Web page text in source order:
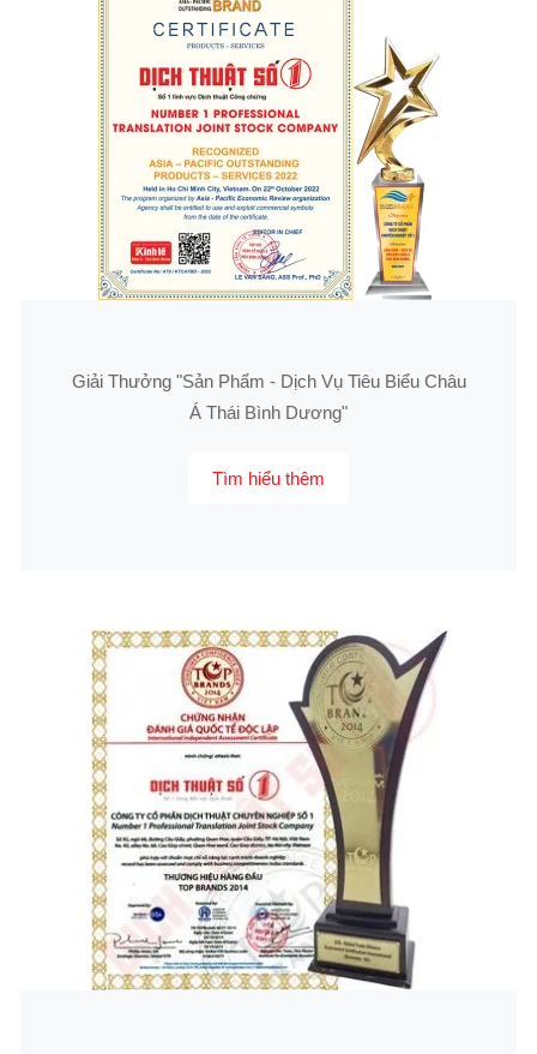
Giải Thưởng "Sản Phẩm - Dịch Vụ Tiêu Biểu Châu
Á Thái Bình Dương"
Tìm hiểu thêm